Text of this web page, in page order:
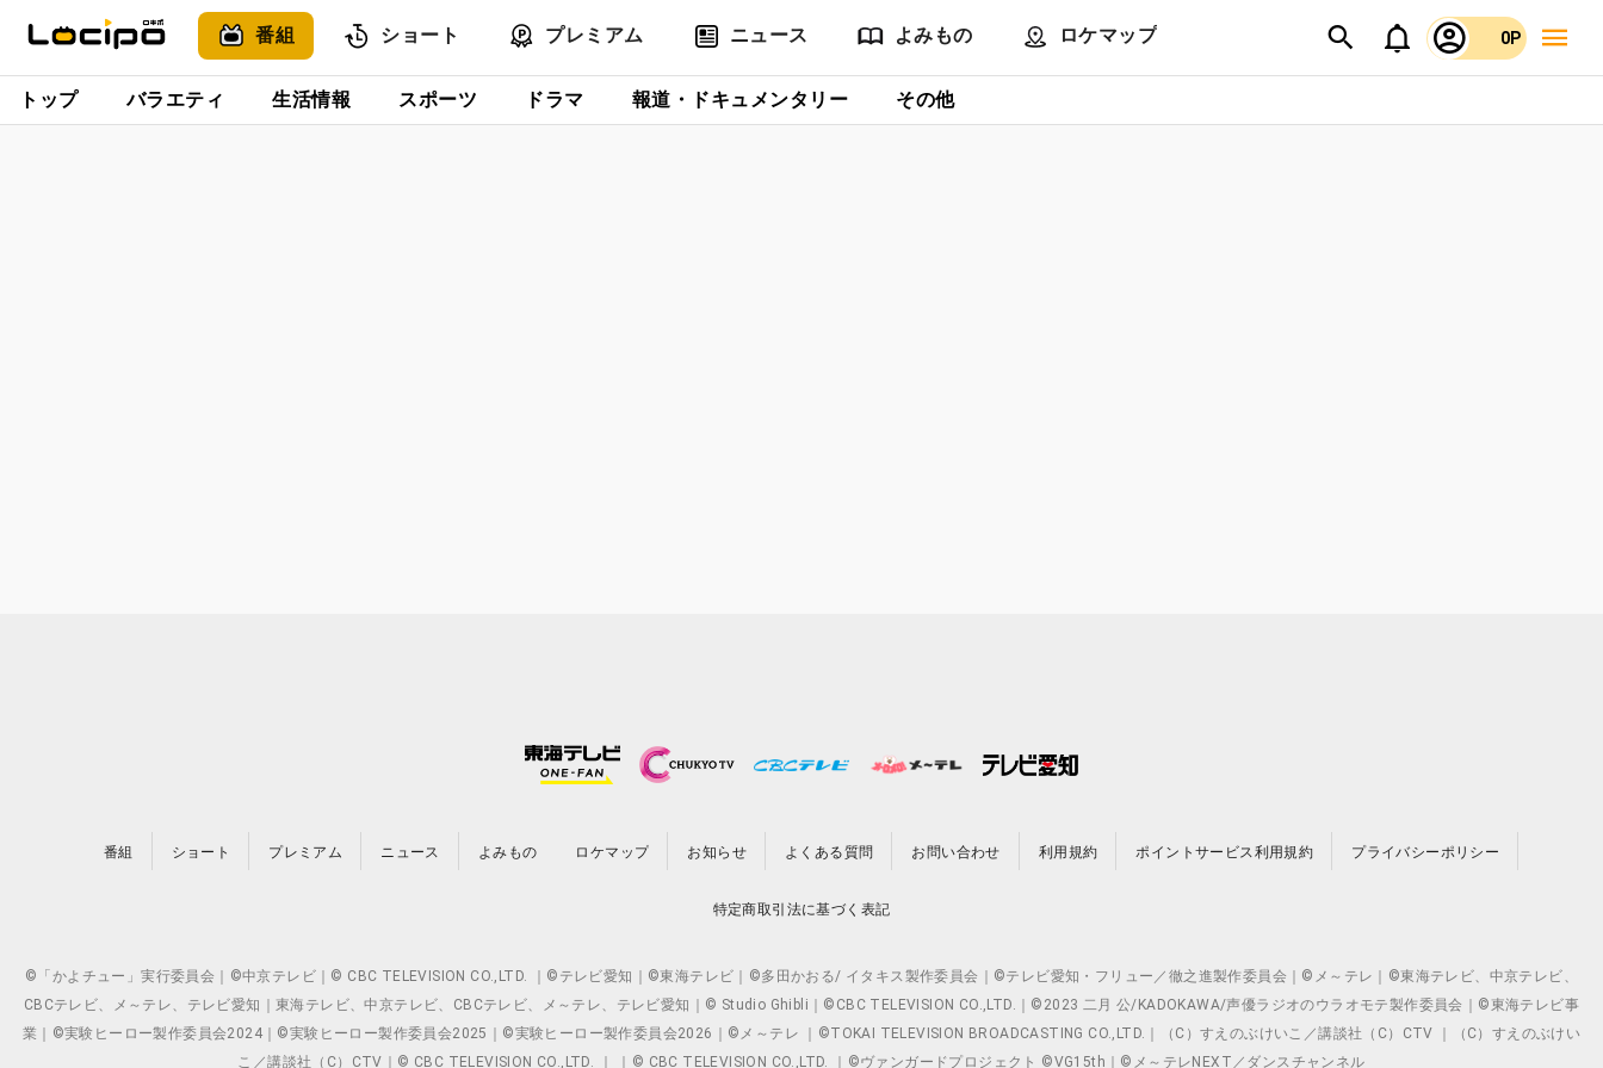
番組 ショート プレミアム ニュース よみもの ロケマップ 0P
トップ バラエティ 生活情報 スポーツ ドラマ 報道・ドキュメンタリー その他
番組 ショート プレミアム ニュース よみもの ロケマップ お知らせ よくある質問 お問い合わせ 利用規約 ポイントサービス利用規約 プライバシーポリシー
特定商取引法に基づく表記
©「かよチュー」実行委員会｜©中京テレビ｜© CBC TELEVISION CO.,LTD. ｜©テレビ愛知｜©東海テレビ｜©多田かおる/ イタキス製作委員会｜©テレビ愛知・フリュー／徹之進製作委員会｜©メ～テレ｜©東海テレビ、中京テレビ、
CBCテレビ、メ～テレ、テレビ愛知｜東海テレビ、中京テレビ、CBCテレビ、メ～テレ、テレビ愛知｜© Studio Ghibli｜©CBC TELEVISION CO.,LTD.｜©2023 二月 公/KADOKAWA/声優ラジオのウラオモテ製作委員会｜©東海テレビ事
業｜©実験ヒーロー製作委員会2024｜©実験ヒーロー製作委員会2025｜©実験ヒーロー製作委員会2026｜©メ～テレ ｜©TOKAI TELEVISION BROADCASTING CO.,LTD.｜（C）すえのぶけいこ／講談社（C）CTV ｜（C）すえのぶけい
こ／講談社（C）CTV｜© CBC TELEVISION CO.,LTD. ｜ ｜© CBC TELEVISION CO.,LTD. ｜©ヴァンガードプロジェクト ©VG15th｜©メ～テレNEXT／ダンスチャンネル